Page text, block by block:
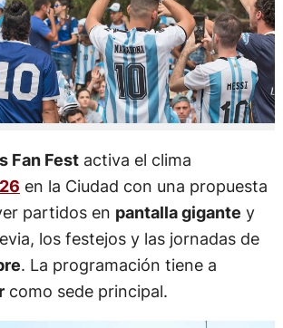
Fan Festactiva el clima
en la Ciudad con una propuesta
partidos en pantalla gigante y
los festejos y las jornadas de
. La programación tiene a
como sede principal.